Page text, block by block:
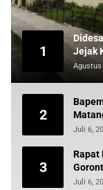
1
Jejak
Agustus
2
Juli 6,
3
Rapat
Juli 6,